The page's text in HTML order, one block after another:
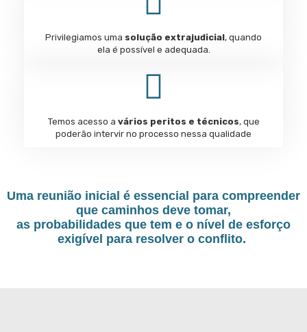
Privilegiamos uma solução extrajudicial, quando
ela é possível e adequada.
Temos acesso a vários peritos e técnicos, que
poderão intervir no processo nessa qualidade
Uma reunião inicial é essencial para compreender
que caminhos deve tomar,
as probabilidades que tem e o nível de esforço
exigível para resolver o conflito.